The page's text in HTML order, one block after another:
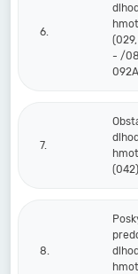
6.
- /
7.
8.